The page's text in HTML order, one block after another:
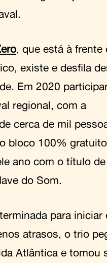
, que está à frente
existe e desfila
Em 2020
regional, com a
cerca de mil
bloco 100%
ano com o título de
do Som.
para iniciar
atrasos, o trio
Atlântica e tomou